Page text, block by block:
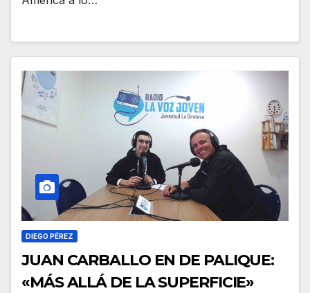
DIEGO PÉREZ
JUAN CARBALLO EN DE PALIQUE:
«MÁS ALLÁ DE LA SUPERFICIE»